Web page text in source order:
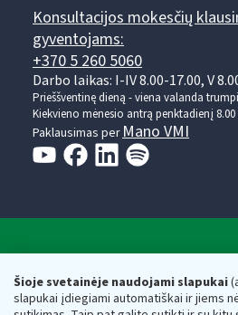
Šioje svetainėje naudojami slapukai
slapukai įdiegiami automatiškai ir jiems
Konsultacijos mokesčių
gyventojams:
+370 5 260 5060
Darbo laikas: I-IV 8.00-17.00, V
Prieššventinę dieną - viena valanda
Kiekvieno mėnesio antrą penktadienį 8.00
Paklausimas per Mano VMI
Respublikos finansų